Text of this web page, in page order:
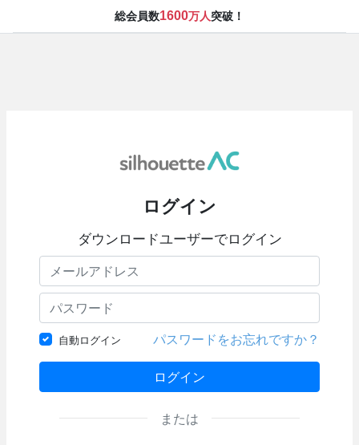
総会員数1600万人突破！
ログイン
ダウンロードユーザーでログイン
自動ログイン パスワードをお忘れですか？
ログイン
または